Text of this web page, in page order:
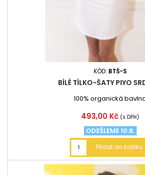
KÓD: BTŠ-S
BÍLÉ TÍLKO-ŠATY PIYO
100% organická
Cena
493,00 Kč (s DPH)
ODEŠLEME 10.8.
Přidat do košíku